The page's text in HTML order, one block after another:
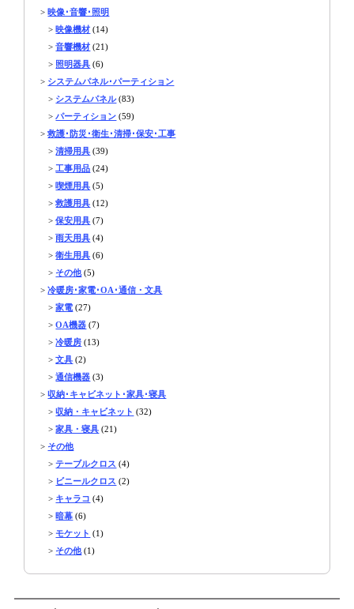
>映像･音響･照明
>映像機材 (14)
>音響機材 (21)
> 照明器具 (6)
> システムパネル･パーティション
> システムパネル(83)
>パーティション (59)
>救護･防災･衛生･清掃･保安･工事
>清掃用具 (39)
> 工事用品 (24)
>喫煙用具 (5)
>救護用具 (12)
>保安用具 (7)
>雨天用具 (4)
>衛生用具 (6)
> その他(5)
>冷暖房･家電･OA･通信・文具
>家電 (27)
>OA機器 (7)
>冷暖房 (13)
>文具 (2)
>通信機器 (3)
>収納･キャビネット･家具･寝具
>収納・キャビネット (32)
>家具・寝具 (21)
> その他
>テーブルクロス (4)
> ビニールクロス (2)
> キャラコ (4)
>暗幕 (6)
>モケット (1)
> その他(1)